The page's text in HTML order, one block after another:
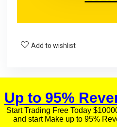
Add to wishlist